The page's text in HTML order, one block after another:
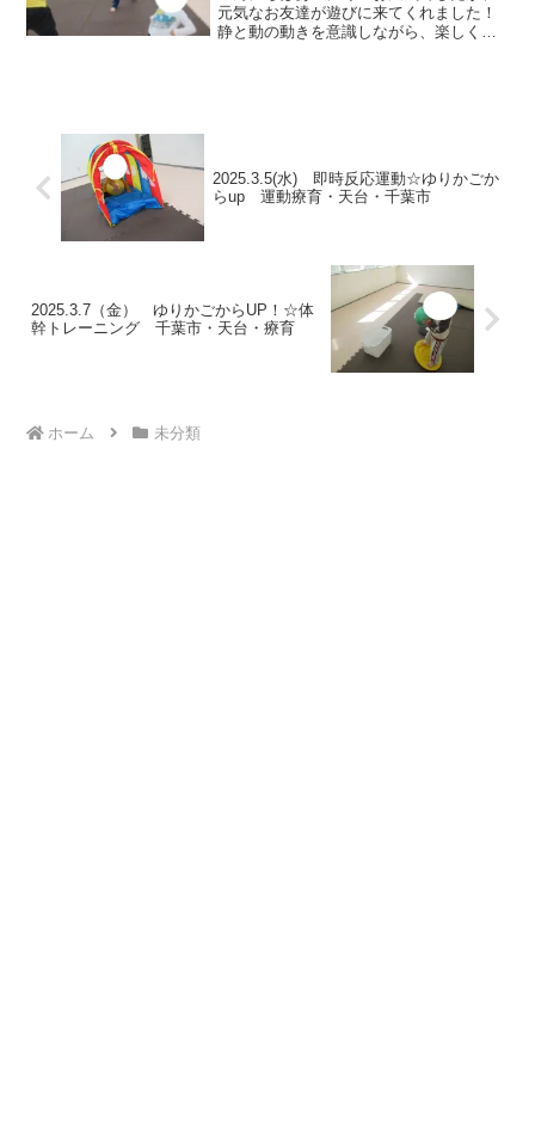
元気なお友達が遊びに来てくれました！
静と動の動きを意識しながら、楽しく体
2025.3.5(水) 即時反応運動☆ゆりかごか
らup 運動療育・天台・千葉市
2025.3.7（金） ゆりかごからUP！☆体
幹トレーニング 千葉市・天台・療育
ホーム 未分類